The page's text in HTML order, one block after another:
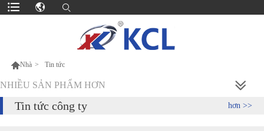
Nhà > Tin tức
NHIỀU SẢN PHẨM HƠN
Tin tức công ty hơn >>